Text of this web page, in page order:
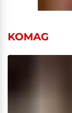
KOMAG